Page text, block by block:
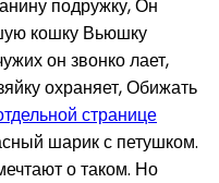
подружку, Он
кошку Вьюшку
он звонко лает,
охраняет, Обижать
странице
шарик с петушком.
о таком. Но